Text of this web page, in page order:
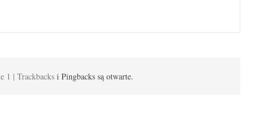
1 | Trackbacks i Pingbacks są otwarte.